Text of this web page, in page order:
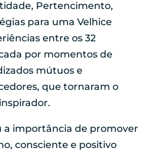
Pertencimento,
para uma Velhice
entre os 32
por momentos de
mútuos e
que tornaram o
a importância de promover
consciente e positivo